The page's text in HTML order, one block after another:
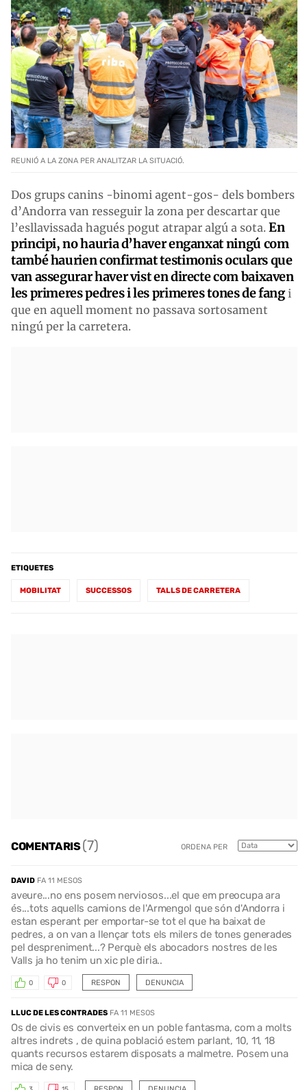
REUNIÓ A LA ZONA PER ANALITZAR LA SITUACIÓ.
Dos grups canins -binomi agent-gos- dels bombers
d’Andorra van resseguir la zona per descartar que
l’esllavissada hagués pogut atrapar algú a sota. En
principi, no hauria d’haver enganxat ningú com
també haurien confirmat testimonis oculars que
van assegurar haver vist en directe com baixaven
les primeres pedres i les primeres tones de fangi
que en aquell moment no passava sortosament
ningú per la carretera.
ETIQUETES
MOBILITAT SUCCESSOS TALLS DE CARRETERA
COMENTARIS(7) ORDENA PER
DAVID FA 11 MESOS
aveure...no ens posem nerviosos...el que em preocupa ara
és...tots aquells camions de l'Armengol que són d'Andorra i
estan esperant per emportar-se tot el que ha baixat de
pedres, a on van a llençar tots els milers de tones generades
pel despreniment...? Perquè els abocadors nostres de les
Valls ja ho tenim un xic ple diria..
RESPON
0 0 DENUNCIA
LLUC DE LES CONTRADES FA 11 MESOS
Os de civis es converteix en un poble fantasma, com a molts
altres indrets , de quina població estem parlant, 10, 11, 18
quants recursos estarem disposats a malmetre. Posem una
mica de seny.